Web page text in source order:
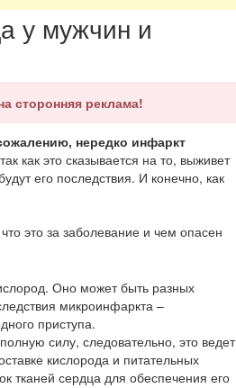
у мужчин и
сторонняя реклама!
нередко инфаркт
как это сказывается на то, выживет
его последствия. И конечно, как
это за заболевание и чем опасен
Оно может быть разных
микроинфаркта –
приступа.
силу, следовательно, это ведет
кислорода и питательных
тканей сердца для обеспечения его